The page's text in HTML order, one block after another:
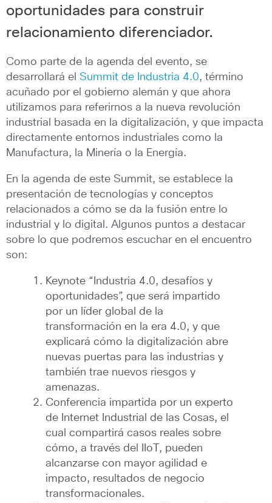
oportunidades para construir
relacionamiento diferenciador.
Como parte de la agenda del evento, se
desarrollará el Summit de Industria 4.0, término
acuñado por el gobierno alemán y que ahora
utilizamos para referirnos a la nueva revolución
industrial basada en la digitalización, y que impacta
directamente entornos industriales como la
Manufactura, la Minería o la Energía.
En la agenda de este Summit, se establece la
presentación de tecnologías y conceptos
relacionados a cómo se da la fusión entre lo
industrial y lo digital. Algunos puntos a destacar
sobre lo que podremos escuchar en el encuentro
son:
Keynote “Industria 4.0, desafíos y
oportunidades”, que será impartido
por un líder global de la
transformación en la era 4.0, y que
explicará cómo la digitalización abre
nuevas puertas para las industrias y
también trae nuevos riesgos y
amenazas.
Conferencia impartida por un experto
de Internet Industrial de las Cosas, el
cual compartirá casos reales sobre
cómo, a través del IIoT, pueden
alcanzarse con mayor agilidad e
impacto, resultados de negocio
transformacionales.